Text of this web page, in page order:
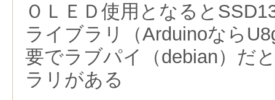
ＯＬＥＤ使用となると
ライブラリ（Arduinoなら
要でラブパイ（debian）だ
ラリがある